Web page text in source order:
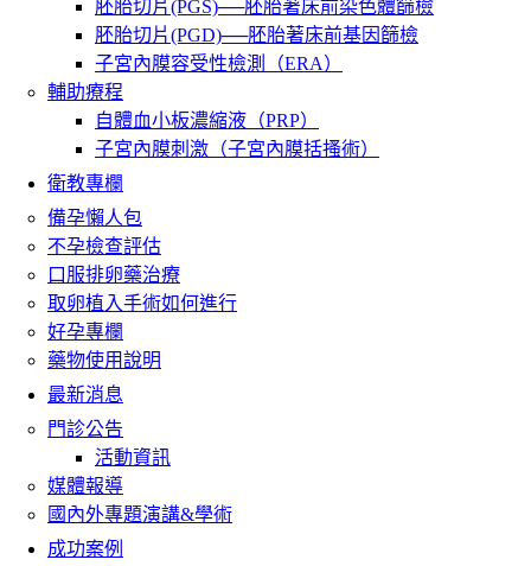
胚胎切片(PGS)──胚胎著床前染色體篩檢
胚胎切片(PGD)──胚胎著床前基因篩檢
子宮內膜容受性檢測（ERA）
輔助療程
自體血小板濃縮液（PRP）
子宮內膜刺激（子宮內膜括搔術）
衛教專欄
備孕懶人包
不孕檢查評估
口服排卵藥治療
取卵植入手術如何進行
好孕專欄
藥物使用說明
最新消息
門診公告
活動資訊
媒體報導
國內外專題演講&學術
成功案例